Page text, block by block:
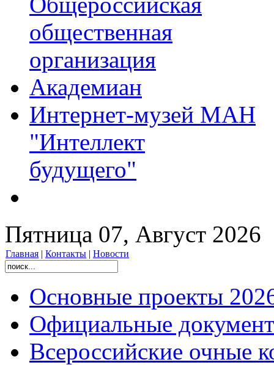
общественная
организация
Академиан
Интернет-музей МАН
"Интеллект
будущего"
Пятница 07, Август 2026
Главная | Контакты | Новости
Основные проекты
Официальные
Всероссийские очные